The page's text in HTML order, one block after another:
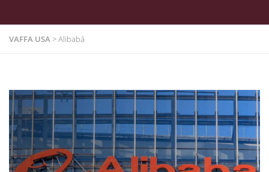
VAFFA USA>Alibabá